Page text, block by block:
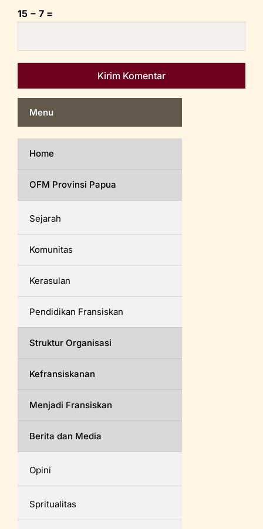
15 − 7 =
Menu
Home
OFM Provinsi Papua
Sejarah
Komunitas
Kerasulan
Pendidikan Fransiskan
Struktur Organisasi
Kefransiskanan
Menjadi Fransiskan
Berita dan Media
Opini
Spritualitas